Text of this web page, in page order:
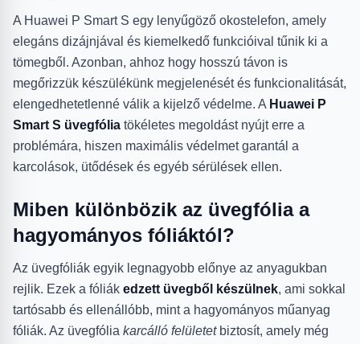
A Huawei P Smart S egy lenyűgöző okostelefon, amely
elegáns dizájnjával és kiemelkedő funkcióival tűnik ki a
tömegből. Azonban, ahhoz hogy hosszú távon is
megőrizzük készülékünk megjelenését és funkcionalitását,
elengedhetetlenné válik a kijelző védelme. A Huawei P
Smart S üvegfólia tökéletes megoldást nyújt erre a
problémára, hiszen maximális védelmet garantál a
karcolások, ütődések és egyéb sérülések ellen.
Miben különbözik az üvegfólia a
hagyományos fóliáktól?
Az üvegfóliák egyik legnagyobb előnye az anyagukban
rejlik. Ezek a fóliák edzett üvegből készülnek, ami sokkal
tartósabb és ellenállóbb, mint a hagyományos műanyag
fóliák. Az üvegfólia karcálló felületetbiztosít, amely még